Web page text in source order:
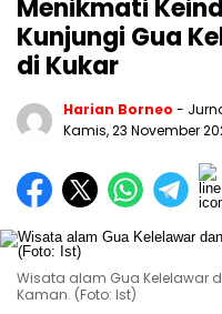
Menikmati
Kunjungi Gua
di Kukar
Harian Borneo -
Kamis, 23 November
Wisata alam Gua Kelelawar
Kaman. (Foto: Ist)